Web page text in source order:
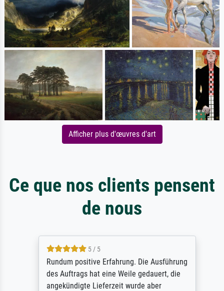
Afficher plus d'œuvres d'art
Ce que nos clients pensent
de nous
5 / 5
Rundum positive Erfahrung. Die Ausführung
des Auftrags hat eine Weile gedauert, die
angekündigte Lieferzeit wurde aber